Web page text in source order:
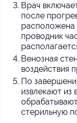
Врач
после
расположена
проводник
Венозная
воздействия
По
извлекают из
стерильную